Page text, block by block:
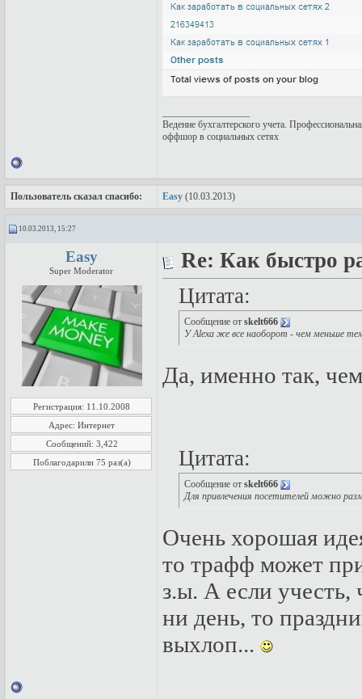
Ведение бухгалтерского учета.
оффшор в социальных сетях
Пользователь сказал cпасибо: Easy (10.03.2013)
10.03.2013, 15:27
Easy
Super Moderator
Регистрация: 11.10.2008
Адрес: Интернет
Сообщений: 3,422
Поблагодарили 75 раз(а)
Re: Как быстро
Цитата:
Сообщение от skelt666
У Alexa же все наоборот - чем меньше
Да, именно так,
Цитата:
Сообщение от skelt666
Для привлечения посетителей можно
Очень хорошая
то трафф может
з.ы. А если учесть,
ни день, то
выхлоп...